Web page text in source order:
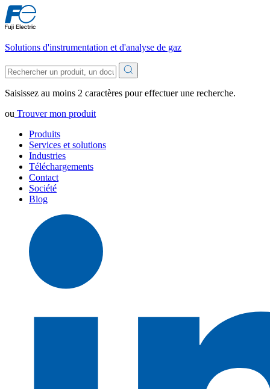
Solutions d'instrumentation et d'analyse de gaz
Saisissez au moins 2 caractères pour effectuer une recherche.
ou Trouver mon produit
Produits
Services et solutions
Industries
Téléchargements
Contact
Société
Blog